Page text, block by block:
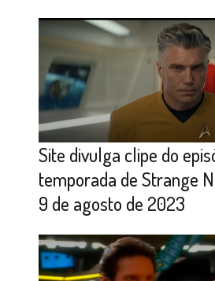
Site divulga clipe do
temporada de Strange
9 de agosto de 2023